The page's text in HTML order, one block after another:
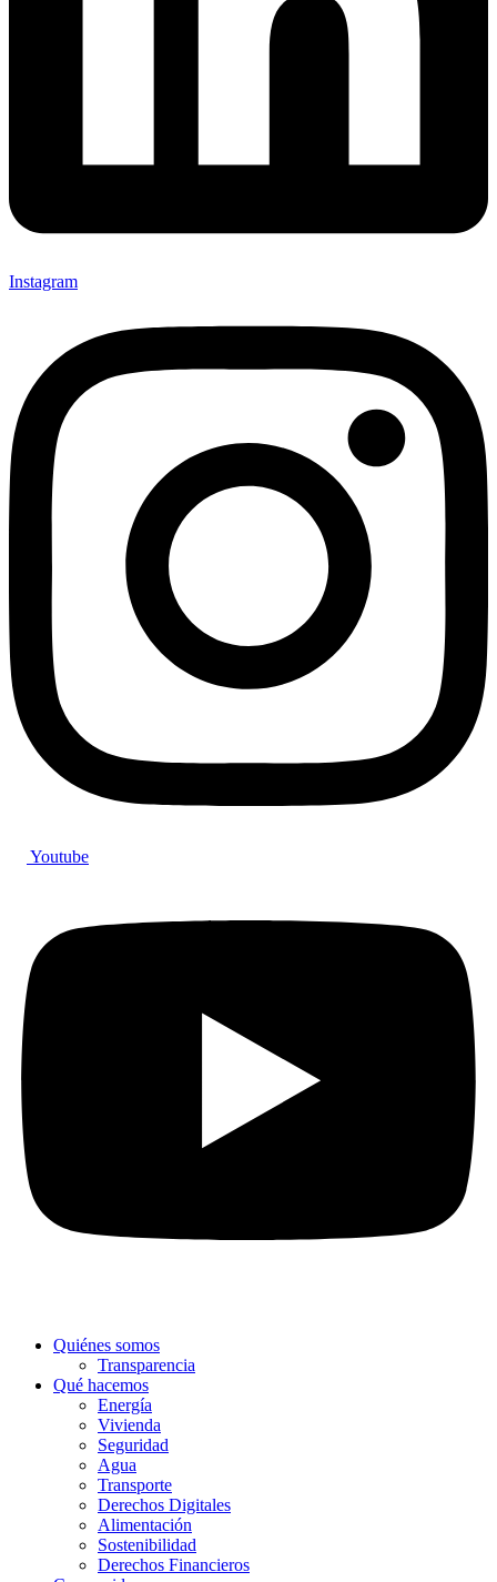
Instagram
Youtube
Quiénes somos
Transparencia
Qué hacemos
Energía
Vivienda
Seguridad
Agua
Transporte
Derechos Digitales
Alimentación
Sostenibilidad
Derechos Financieros